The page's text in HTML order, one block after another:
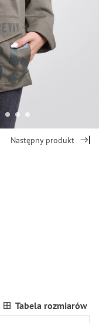
Następny produkt
Tabela rozmiarów